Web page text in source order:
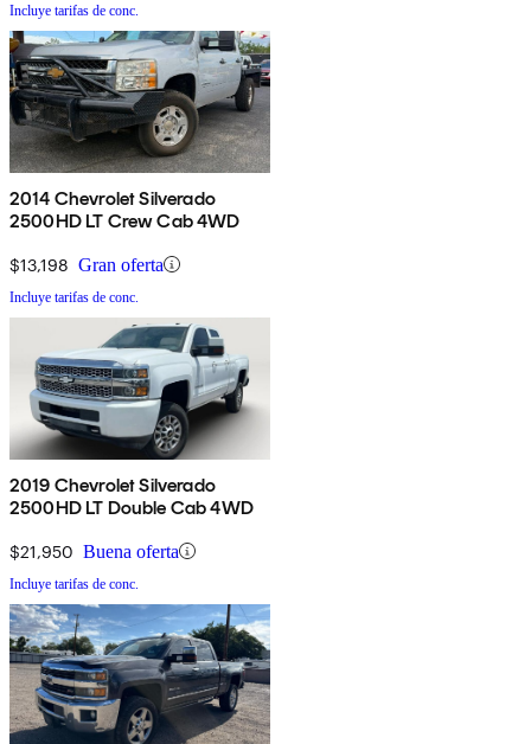
Incluye tarifas de conc.
2014 Chevrolet Silverado
2500HD LT Crew Cab 4WD
$13,198 Gran oferta
Incluye tarifas de conc.
2019 Chevrolet Silverado
2500HD LT Double Cab 4WD
$21,950 Buena oferta
Incluye tarifas de conc.